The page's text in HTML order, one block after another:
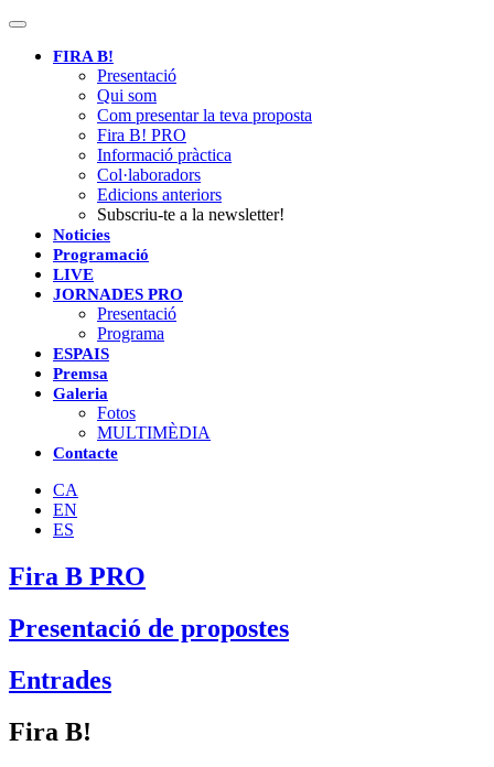
Toggle
navigationFIRA B!
Presentació
Qui som
Com presentar la teva proposta
Fira B! PRO
Informació pràctica
Col·laboradors
Edicions anteriors
Subscriu-te a la newsletter!
Noticies
Programació
LIVE
JORNADES PRO
Presentació
Programa
ESPAIS
Premsa
Galeria
Fotos
MULTIMÈDIA
Contacte
CA
EN
ES
Fira B PRO
Presentació de propostes
Entrades
Fira B!